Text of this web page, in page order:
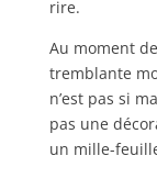
rire.
Au moment
tremblante
n’est pas si
pas une
un mille-